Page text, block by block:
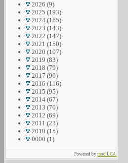
2026 (9)
2025 (193)
2024 (165)
2023 (143)
2022 (147)
2021 (150)
2020 (107)
2019 (83)
2018 (79)
2017 (90)
2016 (116)
2015 (95)
2014 (67)
2013 (70)
2012 (69)
2011 (23)
2010 (15)
0000 (1)
Powered bymod LCA